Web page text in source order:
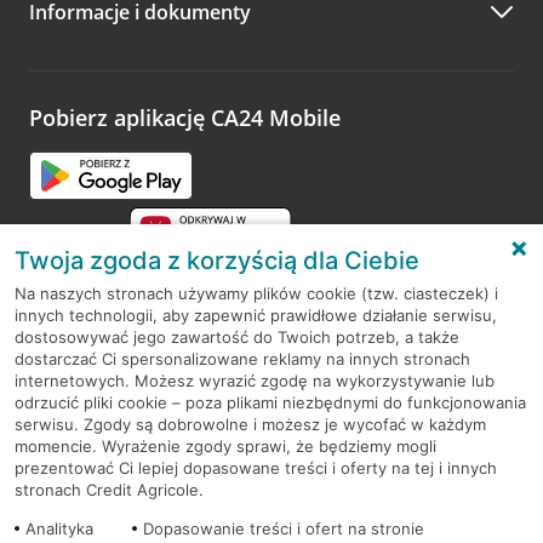
Zachęcamy do podzielenia się z nami opinią o wizycie.
opinie.
Informacje i dokumenty
Pobierz aplikację CA24 Mobile
RODO
Regulamin serwisu
Mapa serwisu
PolitykaCookies
Twoja zgoda z korzyścią dla Ciebie
Na naszych stronach używamy plików cookie (tzw. ciasteczek) i
innych technologii, aby zapewnić prawidłowe działanie serwisu,
dostosowywać jego zawartość do Twoich potrzeb, a także
dostarczać Ci spersonalizowane reklamy na innych stronach
internetowych. Możesz wyrazić zgodę na wykorzystywanie lub
odrzucić pliki cookie – poza plikami niezbędnymi do funkcjonowania
serwisu. Zgody są dobrowolne i możesz je wycofać w każdym
momencie. Wyrażenie zgody sprawi, że będziemy mogli
prezentować Ci lepiej dopasowane treści i oferty na tej i innych
stronach Credit Agricole.
Analityka
Dopasowanie treści i ofert na stronie